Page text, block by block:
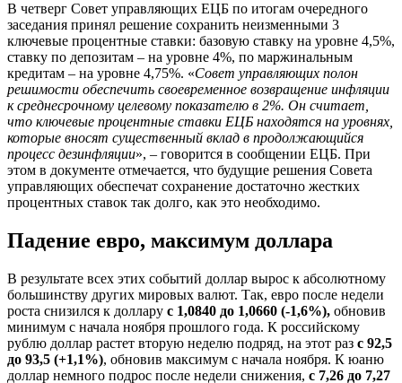
В четверг Совет управляющих ЕЦБ по итогам очередного
заседания принял решение сохранить неизменными 3
ключевые процентные ставки: базовую ставку на уровне 4,5%,
ставку по депозитам – на уровне 4%, по маржинальным
кредитам – на уровне 4,75%. «Совет управляющих полон
решимости обеспечить своевременное возвращение инфляции
к среднесрочному целевому показателю в 2%. Он считает,
что ключевые процентные ставки ЕЦБ находятся на уровнях,
которые вносят существенный вклад в продолжающийся
процесс дезинфляции», – говорится в сообщении ЕЦБ. При
этом в документе отмечается, что будущие решения Совета
управляющих обеспечат сохранение достаточно жестких
процентных ставок так долго, как это необходимо.
Падение евро, максимум доллара
В результате всех этих событий доллар вырос к абсолютному
большинству других мировых валют. Так, евро после недели
роста снизился к доллару с 1,0840 до 1,0660 (-1,6%), обновив
минимум с начала ноября прошлого года. К российскому
рублю доллар растет вторую неделю подряд, на этот раз с 92,5
до 93,5 (+1,1%), обновив максимум с начала ноября. К юаню
доллар немного подрос после недели снижения, с 7,26 до 7,27